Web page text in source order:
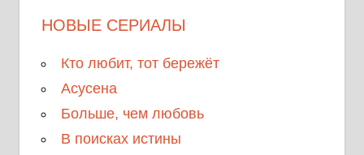
НОВЫЕ СЕРИАЛЫ
Кто любит, тот бережёт
Асусена
Больше, чем любовь
В поисках истины